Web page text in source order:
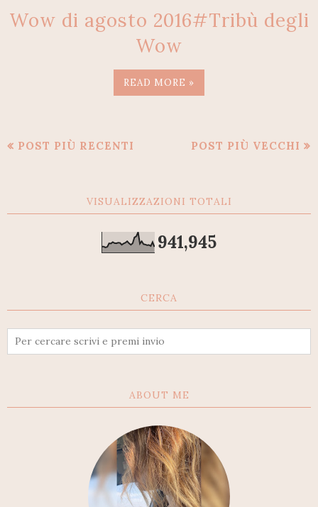
Wow di agosto 2016#Tribù degli
Wow
READ MORE »
POST PIÙ RECENTI POST PIÙ VECCHI
VISUALIZZAZIONI TOTALI
941,945
CERCA
ABOUT ME